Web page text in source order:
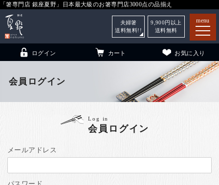
「箸専門店 銀座夏野」日本最大級のお箸専門店3000点の品揃え
menu
（贈答用・自宅用）
銀座夏野・箸長
ログイン カート お気に入り
夫婦箸
送料無料!!
9,900 円以上
送料無料
会員ログイン
Log in
会員ログイン
メールアドレス